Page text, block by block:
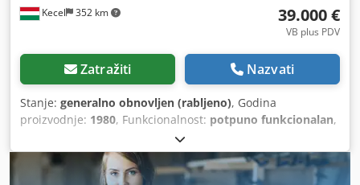
Kecel 352 km 39.000 €
VB plus PDV
Zatražiti Nazvati
Stanje: generalno obnovljen (rabljeno), Godina
proizvodnje: 1980, Funkcionalnost: potpuno funkcionalan,
, maks. debljina lima:
debljina čeličnog lima:13 mm, ukupna masa:2.120 kg,
ukupna širina:1.200 mm, ukupna duljina:4.500 mm,